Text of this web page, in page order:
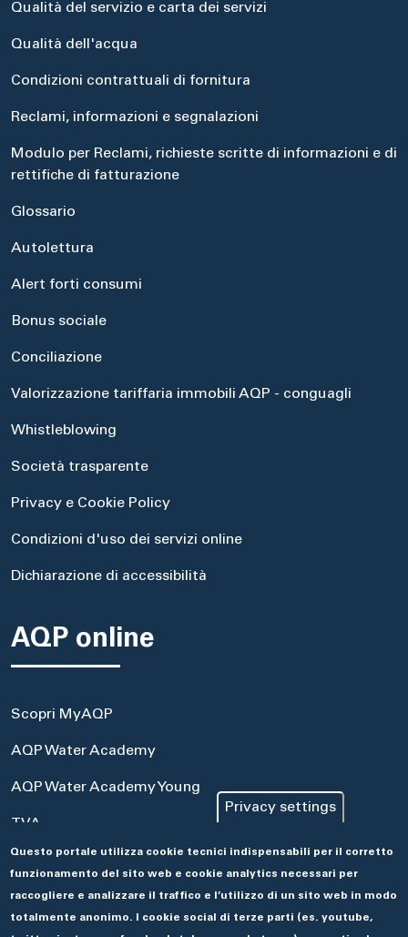
Qualità del servizio e carta dei servizi
Qualità dell'acqua
Condizioni contrattuali di fornitura
Reclami, informazioni e segnalazioni
Modulo per Reclami, richieste scritte di informazioni e di
rettifiche di fatturazione
Glossario
Autolettura
Alert forti consumi
Bonus sociale
Conciliazione
Valorizzazione tariffaria immobili AQP - conguagli
Whistleblowing
Società trasparente
Privacy e Cookie Policy
Condizioni d'uso dei servizi online
Dichiarazione di accessibilità
AQP online
Scopri MyAQP
AQP Water Academy
AQP Water Academy Young
TVA
Portale Acquisti
Aseco
Privacy settings
Questo portale utilizza cookie tecnici indispensabili per il corretto
funzionamento del sito web e cookie analytics necessari per
raccogliere e analizzare il traffico e l’utilizzo di un sito web in modo
totalmente anonimo. I cookie social di terze parti (es. youtube,